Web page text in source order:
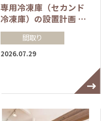
専用冷凍庫（セカンド
冷凍庫）の設置計画 …
間取り
2026.07.29